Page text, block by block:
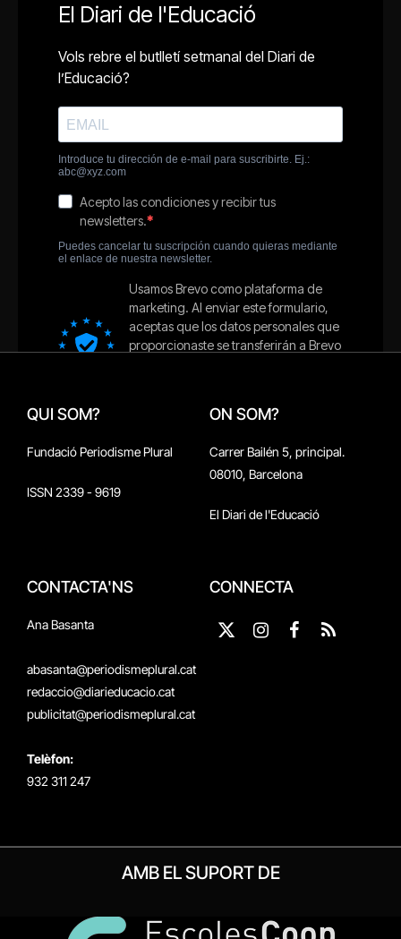
QUI SOM?
Fundació Periodisme Plural
ISSN 2339 - 9619
ON SOM?
Carrer Bailén 5, principal.
08010, Barcelona
El Diari de l'Educació
CONTACTA'NS
Ana Basanta
abasanta@periodismeplural.cat
redaccio@diarieducacio.cat
publicitat@periodismeplural.cat
Telèfon:
932 311 247
CONNECTA
X
Instagram
Facebook
RSS
AMB EL SUPORT DE